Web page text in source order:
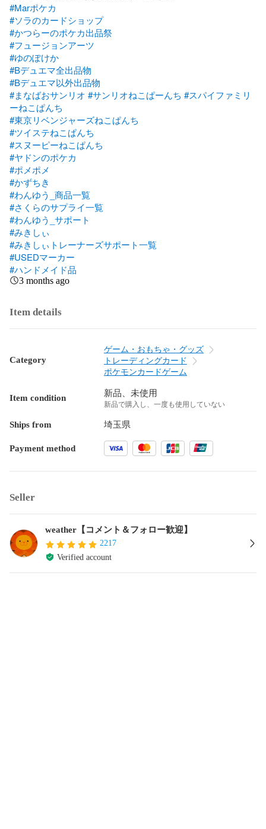
#Marポケカ
#ソラのカードショップ
#かつらーのポケカ出品祭
#フュージョンアーツ
#ゆのぽけか
#Bデュエマ全出品物
#Bデュエマ以外出品物
#まなばおサンリオ #サンリオねこぱーんち #スパイファミリ
ーねこぱんち
#東京リベンジャーズねこぱんち
#ツイステねこぱんち
#スヌーピーねこぱんち
#ヤドンのポケカ
#ポメポメ
#かずちき
#わんゆう_商品一覧
#さくらのサプライ一覧
#わんゆう_サポート
#みきしぃ
#みきしぃトレーナーズサポート一覧
#USEDマーカー
#ハンドメイド品
3 months ago
Item details
Category
ゲーム・おもちゃ・グッズ
トレーディングカード
ポケモンカードゲーム
Item condition 新品、未使用
新品で購入し、一度も使用していない
Ships from 埼玉県
Payment method
Seller
weather【コメント＆フォロー歓迎】
2217
Verified account